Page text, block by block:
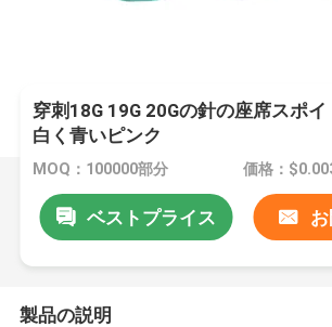
穿刺18G 19G 20Gの針の座席スポ
白く青いピンク
MOQ：100000部分
ベストプライス
製品の説明